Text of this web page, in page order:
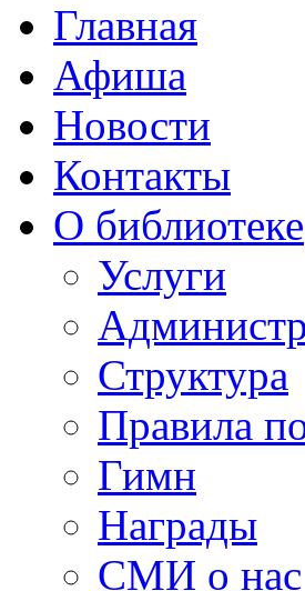
Главная
Афиша
Новости
Контакты
О библиотеке
Услуги
Структура
Правила
Гимн
Награды
СМИ о нас